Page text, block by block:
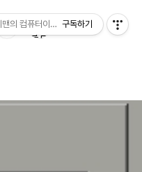
맨의 컴퓨터이야기구독하기